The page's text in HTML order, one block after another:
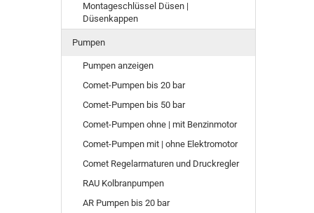
Montageschlüssel Düsen |
Düsenkappen
Pumpen
Pumpen anzeigen
Comet-Pumpen bis 20 bar
Comet-Pumpen bis 50 bar
Comet-Pumpen ohne | mit Benzinmotor
Comet-Pumpen mit | ohne Elektromotor
Comet Regelarmaturen und Druckregler
RAU Kolbranpumpen
AR Pumpen bis 20 bar